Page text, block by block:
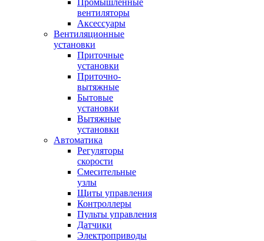
Промышленные
вентиляторы
Аксессуары
Вентиляционные
установки
Приточные
установки
Приточно-
вытяжные
Бытовые
установки
Вытяжные
установки
Автоматика
Регуляторы
скорости
Смесительные
узлы
Щиты управления
Контроллеры
Пульты управления
Датчики
Электроприводы